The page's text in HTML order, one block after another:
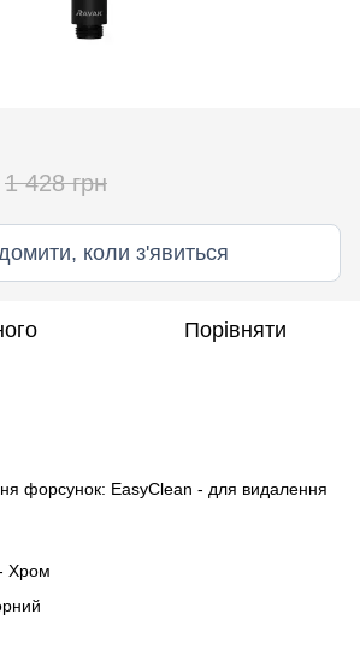
1 428 грн
коли з'явиться
Порівняти
форсунок: EasyClean - для видалення
Хром